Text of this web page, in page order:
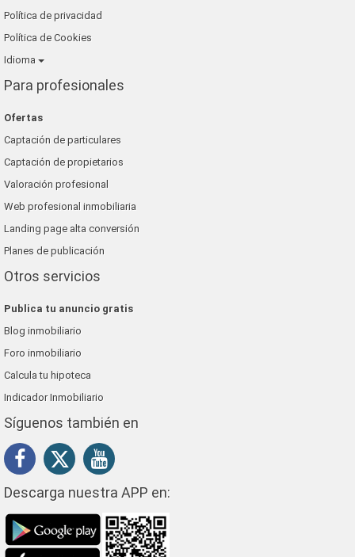
Política de privacidad
Política de Cookies
Idioma
Para profesionales
Ofertas
Captación de particulares
Captación de propietarios
Valoración profesional
Web profesional inmobiliaria
Landing page alta conversión
Planes de publicación
Otros servicios
Publica tu anuncio gratis
Blog inmobiliario
Foro inmobiliario
Calcula tu hipoteca
Indicador Inmobiliario
Síguenos también en
Descarga nuestra APP en: